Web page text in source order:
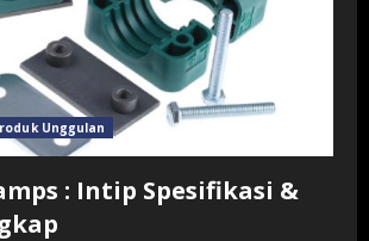
Unggulan
: Intip Spesifikasi &